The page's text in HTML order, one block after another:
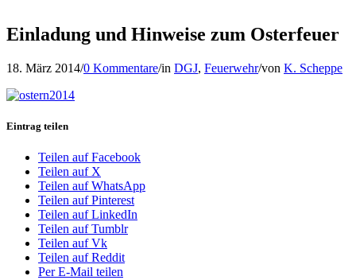
Einladung und Hinweise zum Osterfeuer
18. März 2014/0 Kommentare/in DGJ, Feuerwehr/von K. Scheppe
Eintrag teilen
Teilen auf Facebook
Teilen auf X
Teilen auf WhatsApp
Teilen auf Pinterest
Teilen auf LinkedIn
Teilen auf Tumblr
Teilen auf Vk
Teilen auf Reddit
Per E-Mail teilen